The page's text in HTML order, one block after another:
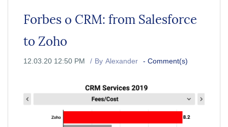
Forbes о CRM: from Salesforce
to Zoho
12.03.20 12:50 PM By Alexander - Comment(s)